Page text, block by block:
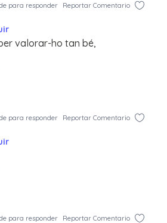
para responder Reportar Comentario
valorar-ho tan bé,
para responder Reportar Comentario
para responder Reportar Comentario